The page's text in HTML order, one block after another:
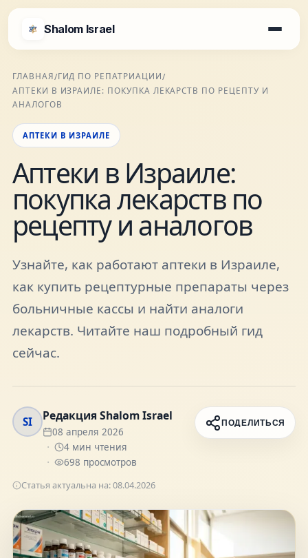
Shalom Israel
Блог
Афиша
Специалисты
Города
FAQ
Контакты
Присоединяйтесь к нам
Получайте актуальные новости и советы о
жизни в Израиле
Подписаться
ГЛАВНАЯ/ГИД ПО РЕПАТРИАЦИИ/
АПТЕКИ В ИЗРАИЛЕ: ПОКУПКА ЛЕКАРСТВ ПО РЕЦЕПТУ И
АНАЛОГОВ
АПТЕКИ В ИЗРАИЛЕ
Аптеки в Израиле:
покупка лекарств по
рецепту и аналогов
Узнайте, как работают аптеки в Израиле,
как купить рецептурные препараты через
больничные кассы и найти аналоги
лекарств. Читайте наш подробный гид
сейчас.
SI Редакция Shalom Israel
08 апреля 2026
4мин чтения
698 просмотров
ПОДЕЛИТЬСЯ
Статья актуальна на:08.04.2026